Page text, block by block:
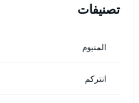
تصنيفات
المنيوم
انتركم